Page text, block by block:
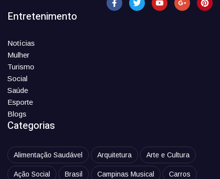
Entretenimento
Notícias
Mulher
Turismo
Social
Saúde
Esporte
Blogs
Categorias
Alimentação Saudável Arquitetura Arte e Cultura
Ação Social Brasil Campinas Musical Carros